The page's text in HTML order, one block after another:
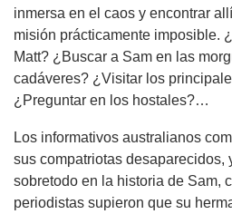
inmersa en el caos y encontrar
misión prácticamente imposible.
Matt? ¿Buscar a Sam en las
cadáveres? ¿Visitar los
¿Preguntar en los hostales?…
Los informativos australianos
sus compatriotas desaparecidos,
sobretodo en la historia de Sam,
periodistas supieron que su